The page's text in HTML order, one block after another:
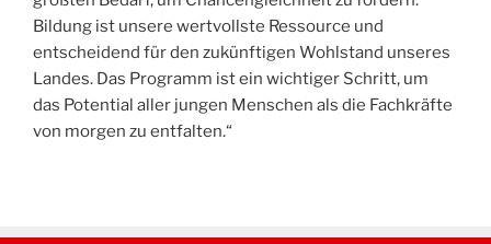
Bildung ist unsere wertvollste Ressource und
entscheidend für den zukünftigen Wohlstand unseres
Landes. Das Programm ist ein wichtiger Schritt, um
das Potential aller jungen Menschen als die Fachkräfte
von morgen zu entfalten.“